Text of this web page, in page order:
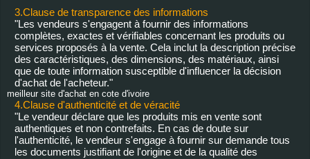
3.Clause de transparence des informations
"Les vendeurs s'engagent à fournir des informations
complètes, exactes et vérifiables concernant les produits ou
services proposés à la vente. Cela inclut la description précise
des caractéristiques, des dimensions, des matériaux, ainsi
que de toute information susceptible d'influencer la décision
d'achat de l'acheteur."
meilleur site d'achat en cote d'ivoire
4.Clause d'authenticité et de véracité
"Le vendeur déclare que les produits mis en vente sont
authentiques et non contrefaits. En cas de doute sur
l'authenticité, le vendeur s'engage à fournir sur demande tous
les documents justifiant de l'origine et de la qualité des